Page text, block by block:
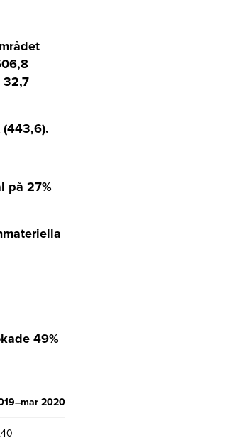
32,7
på 27%
49%
2020